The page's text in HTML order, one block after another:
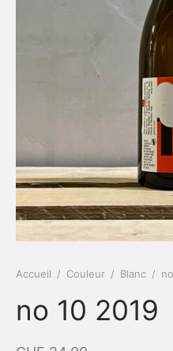
Accueil / Couleur / Blanc /
no 10 2019